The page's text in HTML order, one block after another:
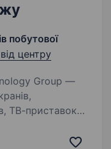
побутової
центру
ТВ-приставок
та шукаємо